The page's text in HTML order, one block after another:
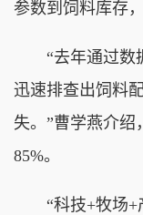
参数到饲料库存
“去年通过数据
迅速排查出饲料
失。”曹学燕介绍
85%。
“科技+牧场+